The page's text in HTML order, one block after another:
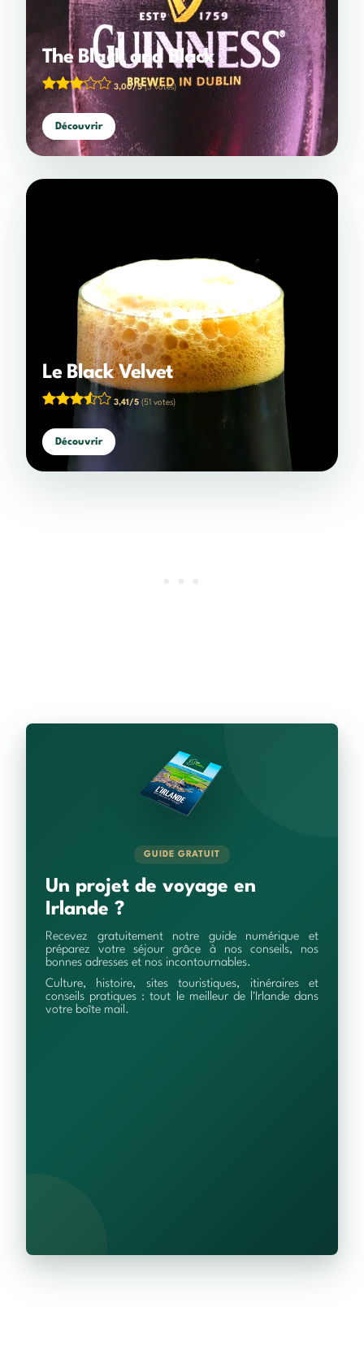
The Black and Black
3,00/5(3 votes)
Découvrir
Le Black Velvet
3,41/5 (51 votes)
Découvrir
GUIDE GRATUIT
Un projet de voyage en
Irlande ?
Recevez gratuitement notre guide numérique et
préparez votre séjour grâce à nos conseils, nos
bonnes adresses et nos incontournables.
Culture, histoire, sites touristiques, itinéraires et
conseils pratiques : tout le meilleur de l'Irlande dans
votre boîte mail.